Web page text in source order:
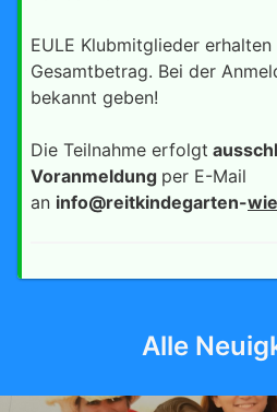
EULE Klubmitglieder
Gesamtbetrag. Bei der
bekannt geben!
Die Teilnahme erfolgt
Voranmeldung per E-Mail
an info@reitkindegarten-
Alle